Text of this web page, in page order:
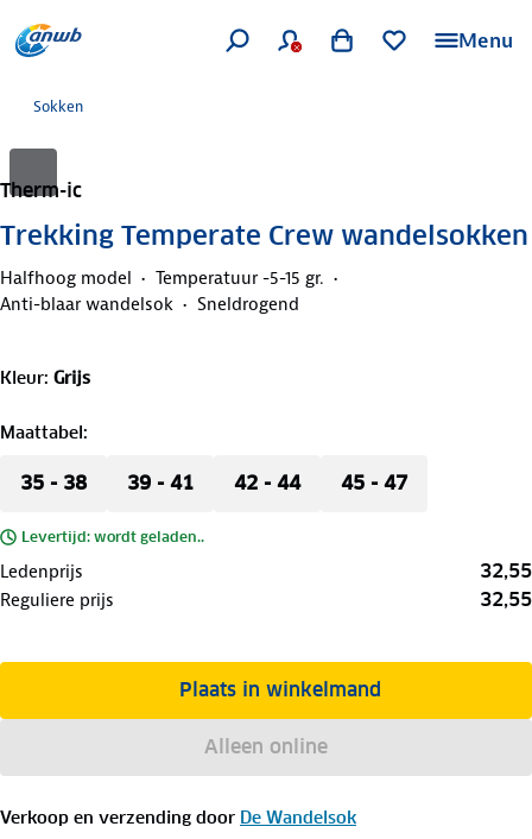
Menu
Sokken
Therm-ic
Trekking Temperate Crew wandelsokken
Halfhoog model
Temperatuur -5-15 gr.
Anti-blaar wandelsok
Sneldrogend
Kleur: Grijs
Maattabel:
35 - 38 39 - 41 42 - 44 45 - 47
Levertijd: wordt geladen..
Ledenprijs 32,55
Reguliere prijs 32,55
Plaats in winkelmand
Alleen online
Verkoop en verzending door De Wandelsok